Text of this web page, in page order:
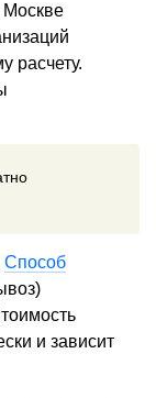
Москве
расчету.
Способ
и зависит